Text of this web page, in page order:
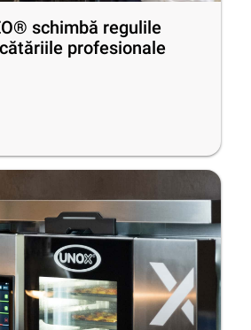
schimbă regulile
profesionale